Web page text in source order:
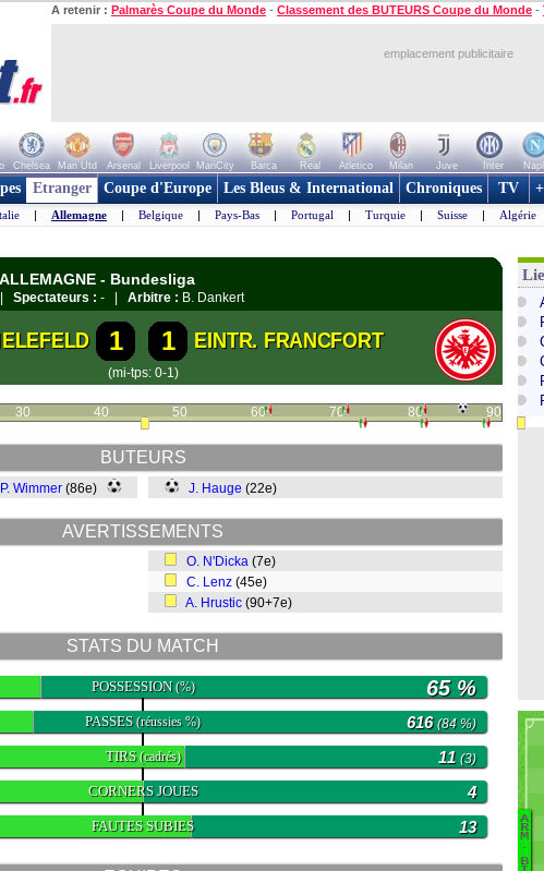
A retenir : Palmarès Coupe du Monde - Classement des BUTEURS Coupe du Monde -
emplacement publicitaire
Chelsea Man Utd Arsenal Liverpool ManCity Barca Real Atletico Milan Juve Inter
Etranger Coupe d'Europe Les Bleus & International Chroniques TV +
| Allemagne | Belgique | Pays-Bas | Portugal | Turquie | Suisse | Algérie
- Bundesliga
Spectateurs : - | Arbitre : B. Dankert
1 1 EINTR. FRANCFORT
(mi-tps: 0-1)
30 40 50 60 70 80 90
BUTEURS
P. Wimmer (86e) J. Hauge (22e)
AVERTISSEMENTS
O. N'Dicka (7e)
C. Lenz (45e)
A. Hrustic (90+7e)
STATS DU MATCH
POSSESSION(%) 65 %
PASSES(réussies %) 616(84 %)
TIRS(cadrés) 11 (3)
CORNERS JOUES 4
FAUTES SUBIES 13 A
R
M
.
B